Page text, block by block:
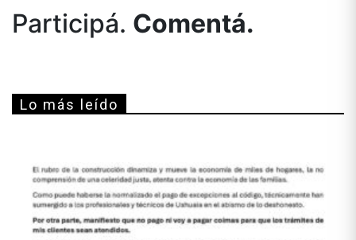
Participá. Comentá.
Lo más leído